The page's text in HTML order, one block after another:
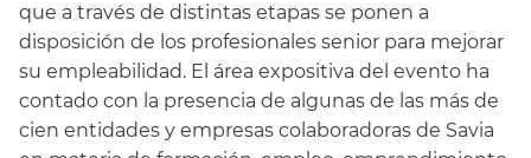
que a través de distintas etapas se ponen a
disposición de los profesionales senior para mejorar
su empleabilidad. El área expositiva del evento ha
contado con la presencia de algunas de las más de
cien entidades y empresas colaboradoras de Savia